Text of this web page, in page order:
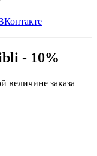
- 10%
величине заказа